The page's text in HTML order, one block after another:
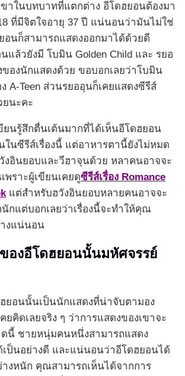
าในบทบาทที่แตกต่าง อีโดฮยอนต้องมา
ที่มีจิตใจอายุ 37 ปี แน่นอนว่ามันไม่ใช่
อนก็สามารถแสดงออกมาได้ด้วยดี
แล้วยังมี โบมิน Golden Child และ รยอ
องนักแสดงด้วย ขอบอกเลยว่าโบมิน
A-Teen ส่วนรยออุนก็เคยแสดงซีรีส์
ยนะคะ
ยนรู้สึกตื่นเต้นมากที่ได้เห็นอีโดฮยอน
ในซีรีส์เรื่องนี้ แต่อาหารตานี้ยังไม่หมด
งอินยอบและวีฮาจุนด้วย หลาคนอาจจะ
พราะผู้เขียนเคยดูซีรีส์เรื่อง Romance
แต่สำหรับฮวังอินยอบหลายคนอาจจะ
กแต่บอกเลยว่าเรื่องนี้จะทำให้คุณ
งแน่นอน
องอีโดฮยอนนั้นมหัศจรรย์
ยอนนั้นเป็นนักแสดงที่น่าจับตามอง
ยคิดเลยจริง ๆ ว่าการแสดงของเขาจะ
นี้ ชายหนุ่มคนหนึ่งสามารถแสดง
ป็นอย่างดี และแน่นอนว่าอีโดฮยอนได้
งหนัก คุณสามารถเห็นได้จากการ